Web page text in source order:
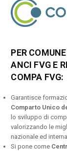
PER
ANCI FVG E
COMPA FVG:
Garantisce
Comparto Unico
lo sviluppo di
valorizzando le
nazionale ed
Si pone come